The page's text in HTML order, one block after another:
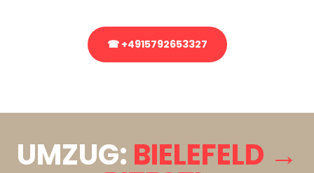
☎ +4915792653327
UMZUG: BIELEFELD →